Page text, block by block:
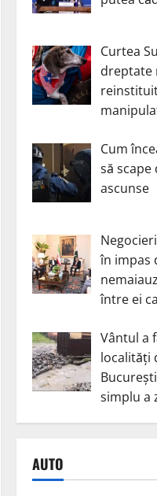
Curtea
dreptate
Cum
să
ascunse
în impas
între ei
Vântul a
localități
simplu a
AUTO